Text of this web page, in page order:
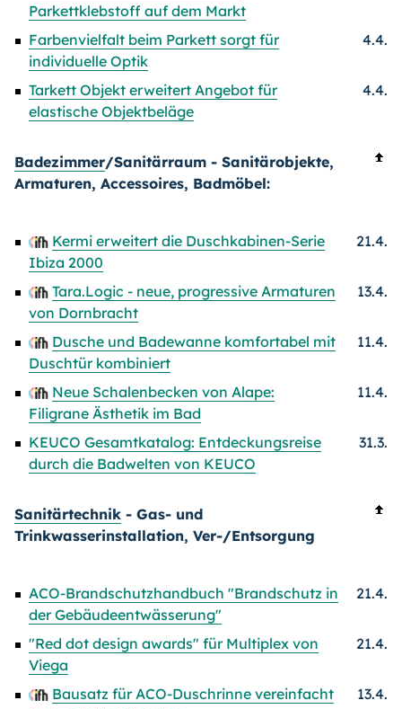
Parkettklebstoff auf dem Markt
Farbenvielfalt beim Parkett sorgt für
individuelle Optik
4.4.
Tarkett Objekt erweitert Angebot für
elastische Objektbeläge
4.4.
Badezimmer/Sanitärraum - Sanitärobjekte,
Armaturen, Accessoires, Badmöbel:
Kermi erweitert die Duschkabinen-Serie
Ibiza 2000
21.4.
Tara.Logic - neue, progressive Armaturen
von Dornbracht
13.4.
Dusche und Badewanne komfortabel mit
Duschtür kombiniert
11.4.
Neue Schalenbecken von Alape:
Filigrane Ästhetik im Bad
11.4.
KEUCO Gesamtkatalog: Entdeckungsreise
durch die Badwelten von KEUCO
31.3.
Sanitärtechnik - Gas- und
Trinkwasserinstallation, Ver-/Entsorgung
ACO-Brandschutzhandbuch "Brandschutz in
der Gebäudeentwässerung"
21.4.
"Red dot design awards" für Multiplex von
Viega
21.4.
Bausatz für ACO-Duschrinne vereinfacht
13.4.